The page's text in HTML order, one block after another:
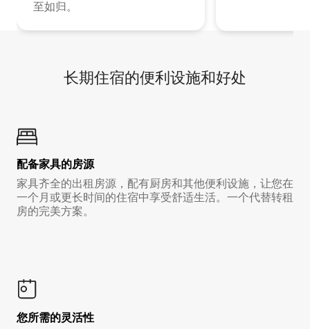
至如归。
长期住宿的便利设施和好处
配备家具的房源
家具齐全的出租房源，配有厨房和其他便利设施，让您在
一个月或更长时间的住宿中享受舒适生活。一个代替转租
房的完美方案。
您所需的灵活性